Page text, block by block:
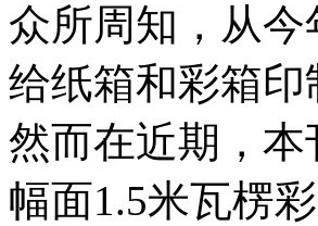
众所周知，从
给纸箱和彩箱
然而在近期，
幅面1.5米瓦楞